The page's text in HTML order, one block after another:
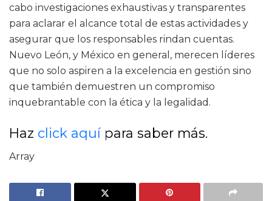
cabo investigaciones exhaustivas y transparentes
para aclarar el alcance total de estas actividades y
asegurar que los responsables rindan cuentas.
Nuevo León, y México en general, merecen líderes
que no solo aspiren a la excelencia en gestión sino
que también demuestren un compromiso
inquebrantable con la ética y la legalidad.
Haz click aquí para saber más.
Array